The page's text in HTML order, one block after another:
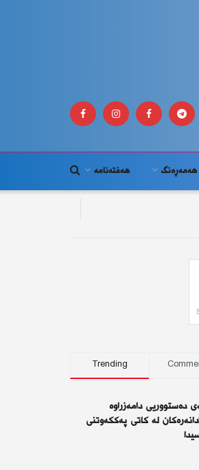
هەمەڕەنگ هەفتەنامە
Trending
دەستووریی دامەزراوە
لە كاتی پەككەوتنی